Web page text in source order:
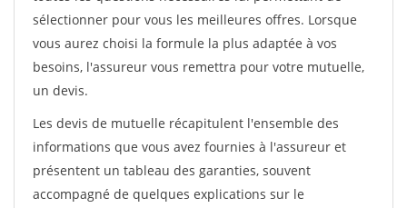
sélectionner pour vous les meilleures offres. Lorsque
vous aurez choisi la formule la plus adaptée à vos
besoins, l'assureur vous remettra pour votre mutuelle,
un devis.
Les devis de mutuelle récapitulent l'ensemble des
informations que vous avez fournies à l'assureur et
présentent un tableau des garanties, souvent
accompagné de quelques explications sur le